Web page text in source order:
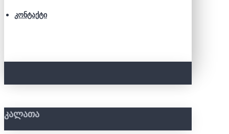
ᲙᲝᲜᲢᲐᲥᲢᲘ
ᲙᲐᲚᲐᲗᲐ